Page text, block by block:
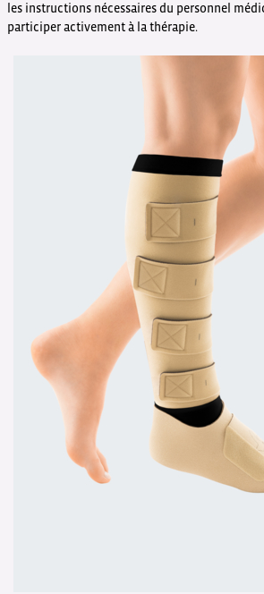
les instructions nécessaires du personnel
participer activement à la thérapie.